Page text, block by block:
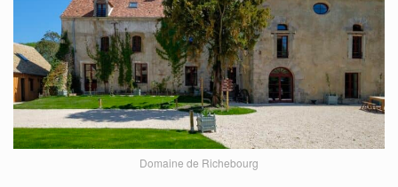
Domaine de Richebourg